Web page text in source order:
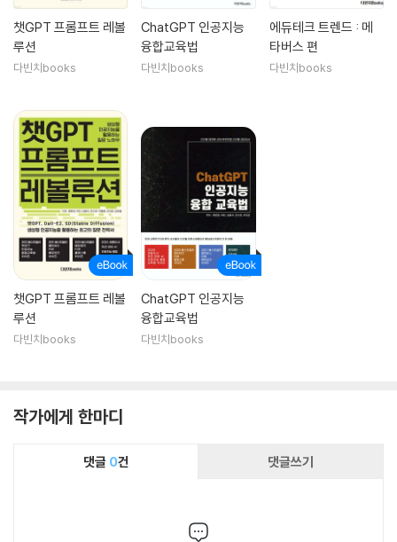
챗GPT 프롬프트 레볼
루션
다빈치books
ChatGPT 인공지능
융합교육법
다빈치books
에듀테크 트렌드 : 메
타버스 편
다빈치books
챗GPT 프롬프트 레볼
루션
다빈치books
ChatGPT 인공지능
융합교육법
다빈치books
작가에게 한마디
댓글 0건 댓글쓰기